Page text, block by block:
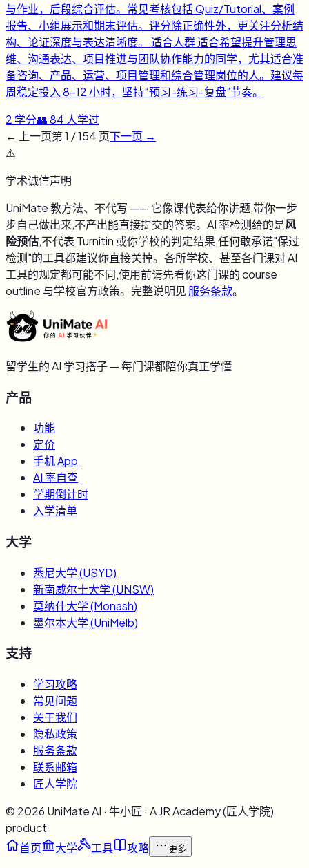
与作业，后段综合评估。常见考核包括 Quiz/Tutorial、案例
报告、小组展示和期末评估。评分除正确性外，更关注分析结
构、论证深度与表达清晰度。 适合人群 适合希望提升管理思
维、沟通表达、项目推进与团队协作能力的同学，尤其适合准
备咨询、产品、运营、项目管理和综合管理岗位的人。建议每
周稳定投入 8-12 小时，坚持“预习-练习-复盘”节奏。
2 学分👥84 人学过
← 上一页第1 /154 页下一页 →
⚠️
学术诚信声明
UniMate 教方法、不代写 —— 它像课代表给你讲题,带你一步
步自己做出来,不产出能直接提交的答案。AI 率检测给的是风
险预估,不代表 Turnitin 或你学校的判定结果,任何敢承诺"保过
检测"的工具都建议你直接关掉。各所学校、甚至各门课对 AI
工具的规定都可能不同,使用前请先看你这门课的 course
outline 与学校官方政策。完整说明见 服务条款。
留学生的 AI 学习搭子 — 每门课都陪你真正学懂
产品
功能
定价
手机 App
AI 率自查
学期倒计时
入学清单
大学
悉尼大学(USYD)
新南威尔士大学(UNSW)
莫纳什大学(Monash)
墨尔本大学(UniMelb)
支持
学习攻略
常见问题
关于我们
隐私政策
服务条款
联系邮箱
匠人学院
© 2026 UniMate AI · 牛小匠 · A JR Academy (匠人学院)
product
首页
大学 工具 攻略 更多